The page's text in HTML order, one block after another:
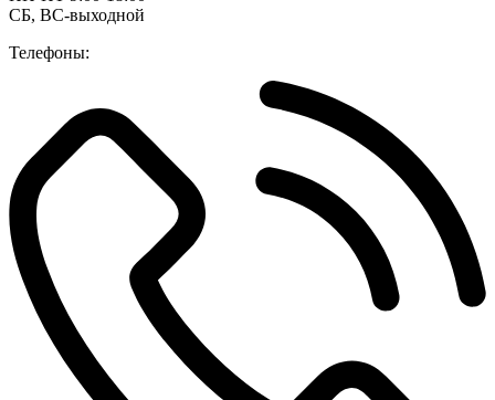
СБ, ВС-выходной
Телефоны: